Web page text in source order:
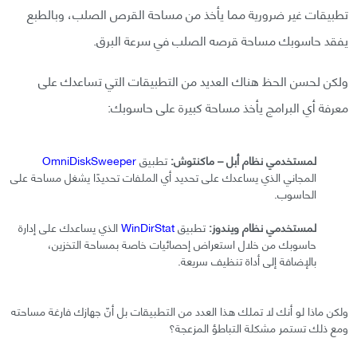
تطبيقات غير ضرورية مما يأخذ من مساحة القرص الصلب، وبالطبع
يفقد حاسوبك مساحة قرصه الصلب في سرعة البرق.
ولكن لحسن الحظ هناك العديد من التطبيقات التي تساعدك على
معرفة أي البرامج يأخذ مساحة كبيرة على حاسوبك:
لمستخدمي نظام أبل – ماكنتوش: تطبيقOmniDiskSweeper
المجاني الذي يساعدك على تحديد أي الملفات تحديدًا يشغل مساحة على
الحاسوب.
لمستخدمي نظام ويندوز: تطبيقWinDirStat الذي يساعدك على إدارة
حاسوبك من خلال استعراض إحصائيات خاصة بمساحة التخزين،
بالإضافة إلى أداة تنظيف سريعة.
ولكن ماذا لو أنك لا تملك هذا العدد من التطبيقات بل أنّ جهازك فارغة مساحته
ومع ذلك تستمر مشكلة التباطؤ المزعجة؟